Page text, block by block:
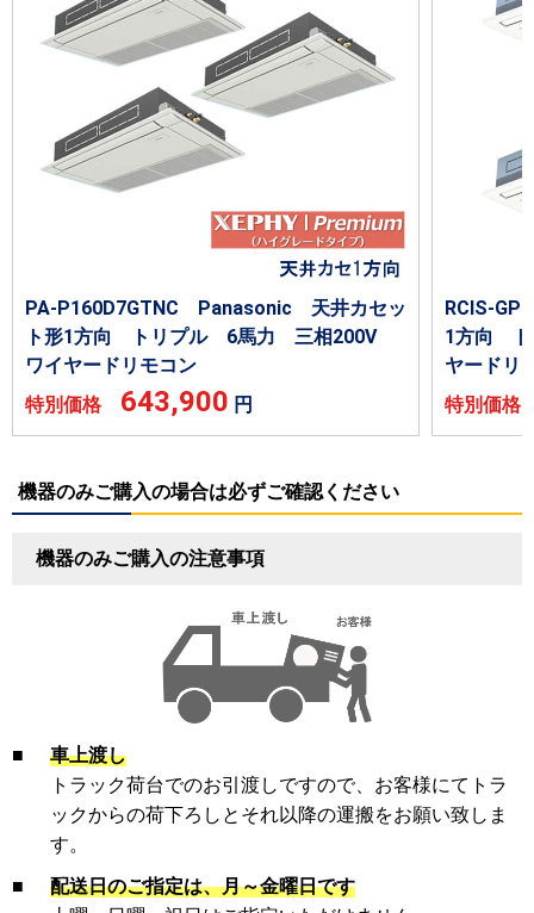
PA-P160D7GTNC Panasonic 天井カセッ
ト形1方向 トリプル 6馬力 三相200V
ワイヤードリモコン
特別価格 643,900 円
RCIS-
1方向
ヤードリ
特別価
機器のみご購入の場合は必ずご確認ください
機器のみご購入の注意事項
■
車上渡し
トラック荷台でのお引渡しですので、お客様にてトラ
ックからの荷下ろしとそれ以降の運搬をお願い致しま
す。
■
配送日のご指定は、月～金曜日です